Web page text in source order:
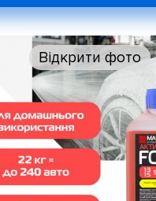
Відкрити фото